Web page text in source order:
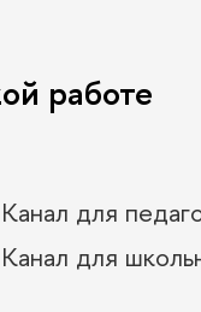
работе
Канал для
Канал для